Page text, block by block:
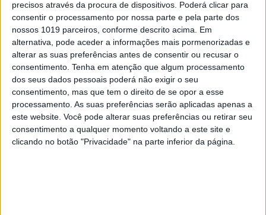
precisos através da procura de dispositivos. Poderá clicar para
consentir o processamento por nossa parte e pela parte dos
nossos 1019 parceiros, conforme descrito acima. Em
alternativa, pode aceder a informações mais pormenorizadas e
alterar as suas preferências antes de consentir ou recusar o
consentimento. Tenha em atenção que algum processamento
dos seus dados pessoais poderá não exigir o seu
consentimento, mas que tem o direito de se opor a esse
processamento. As suas preferências serão aplicadas apenas a
este website. Você pode alterar suas preferências ou retirar seu
consentimento a qualquer momento voltando a este site e
clicando no botão "Privacidade" na parte inferior da página.
que está a dar-lhe asas para voar. E é muito provável que já tenha
ouvido os seus temas na rádio. Veja a entrevista exclusiva ao
Holofote
Selena Gomez reage a rumores de que nova música é
sobre o "ex" The Weeknd
SITES DO GRUPO TRUST IN NEWS